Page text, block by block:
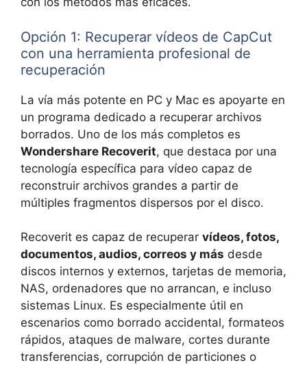
Opción 1: Recuperar vídeos de CapCut
con una herramienta profesional de
recuperación
La vía más potente en PC y Mac es apoyarte en
un programa dedicado a recuperar archivos
borrados. Uno de los más completos es
Wondershare Recoverit, que destaca por una
tecnología específica para vídeo capaz de
reconstruir archivos grandes a partir de
múltiples fragmentos dispersos por el disco.
Recoverit es capaz de recuperar vídeos, fotos,
documentos, audios, correos y más desde
discos internos y externos, tarjetas de memoria,
NAS, ordenadores que no arrancan, e incluso
sistemas Linux. Es especialmente útil en
escenarios como borrado accidental, formateos
rápidos, ataques de malware, cortes durante
transferencias, corrupción de particiones o